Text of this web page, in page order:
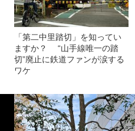
「第二中里踏切」を知ってい
ますか？ “山手線唯一の踏
切”廃止に鉄道ファンが涙する
ワケ